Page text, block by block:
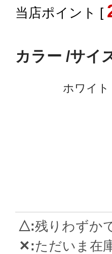
[
カラー サイ
ホワイト
△ 残りわずか
✕ ただいま在